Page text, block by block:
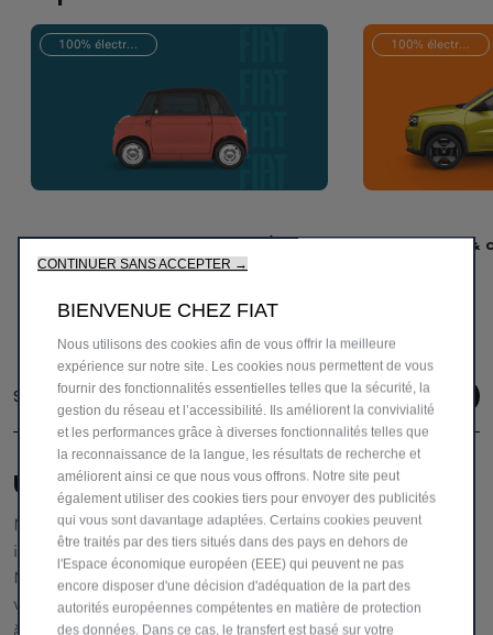
100% électrique 100% électrique
CONFIGUREZ &
Suivez-nous
UNE ÉQUIPE DÉDIÉE POUR VOUS AIDER
Notre service clientèle vous fournira toutes les
informations et l'assistance dont vous avez besoin.
N'hésitez pas à demander des détails spécifiques sur nos
véhicules,
CONTINUER SANS ACCEPTER →
BIENVENUE CHEZ FIAT
Nous utilisons des cookies afin de vous offrir la meilleure
expérience sur notre site. Les cookies nous permettent de vous
fournir des fonctionnalités essentielles telles que la sécurité, la
gestion du réseau et l’accessibilité. Ils améliorent la convivialité
et les performances grâce à diverses fonctionnalités telles que
la reconnaissance de la langue, les résultats de recherche et
améliorent ainsi ce que nous vous offrons. Notre site peut
également utiliser des cookies tiers pour envoyer des publicités
qui vous sont davantage adaptées. Certains cookies peuvent
être traités par des tiers situés dans des pays en dehors de
l'Espace économique européen (EEE) qui peuvent ne pas
encore disposer d'une décision d'adéquation de la part des
autorités européennes compétentes en matière de protection
des données. Dans ce cas, le transfert est basé sur votre